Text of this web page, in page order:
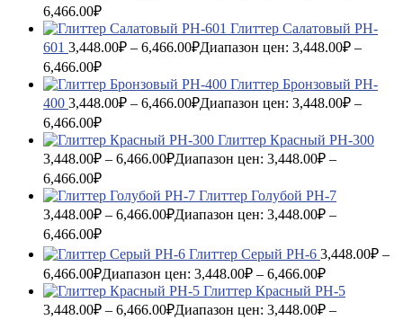
6,466.00₽
Глиттер Салатовый PH-
601 3,448.00₽ – 6,466.00₽Диапазон цен: 3,448.00₽ –
6,466.00₽
Глиттер Бронзовый PH-
400 3,448.00₽ – 6,466.00₽Диапазон цен: 3,448.00₽ –
6,466.00₽
Глиттер Красный PH-300
3,448.00₽ – 6,466.00₽Диапазон цен: 3,448.00₽ –
6,466.00₽
Глиттер Голубой PH-7
3,448.00₽ – 6,466.00₽Диапазон цен: 3,448.00₽ –
6,466.00₽
Глиттер Серый PH-6 3,448.00₽ –
6,466.00₽Диапазон цен: 3,448.00₽ – 6,466.00₽
Глиттер Красный PH-5
3,448.00₽ – 6,466.00₽Диапазон цен: 3,448.00₽ –